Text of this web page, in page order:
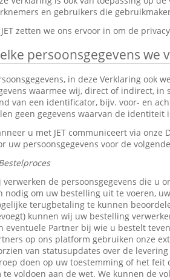
en gebruikers die
zetten we ons ervoor in om de
persoonsgegevens we
in deze Verklaring ook
waarmee wij, direct of indirect,
van een identificator, bijv. voor- en
geen gegevens waarvan de identiteit
u met JET communiceert via onze
uw persoonsgegevens voor de
verwerken de persoonsgegevens die u
nodig om uw bestelling uit te voeren,
terugbetaling te kunnen
kunnen wij uw bestelling
eventuele Partner bij wie u bestelt
op ons platform gebruiken onze
van statusupdates over de
doen op uw toestemming of het
te voldoen aan de wet. We kunnen de